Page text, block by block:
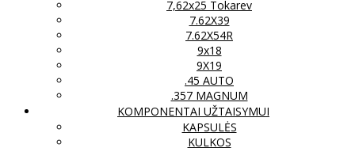
7,62x25 Tokarev
7.62X39
7.62X54R
9x18
9X19
.45 AUTO
.357 MAGNUM
KOMPONENTAI UŽTAISYMUI
KAPSULĖS
KULKOS